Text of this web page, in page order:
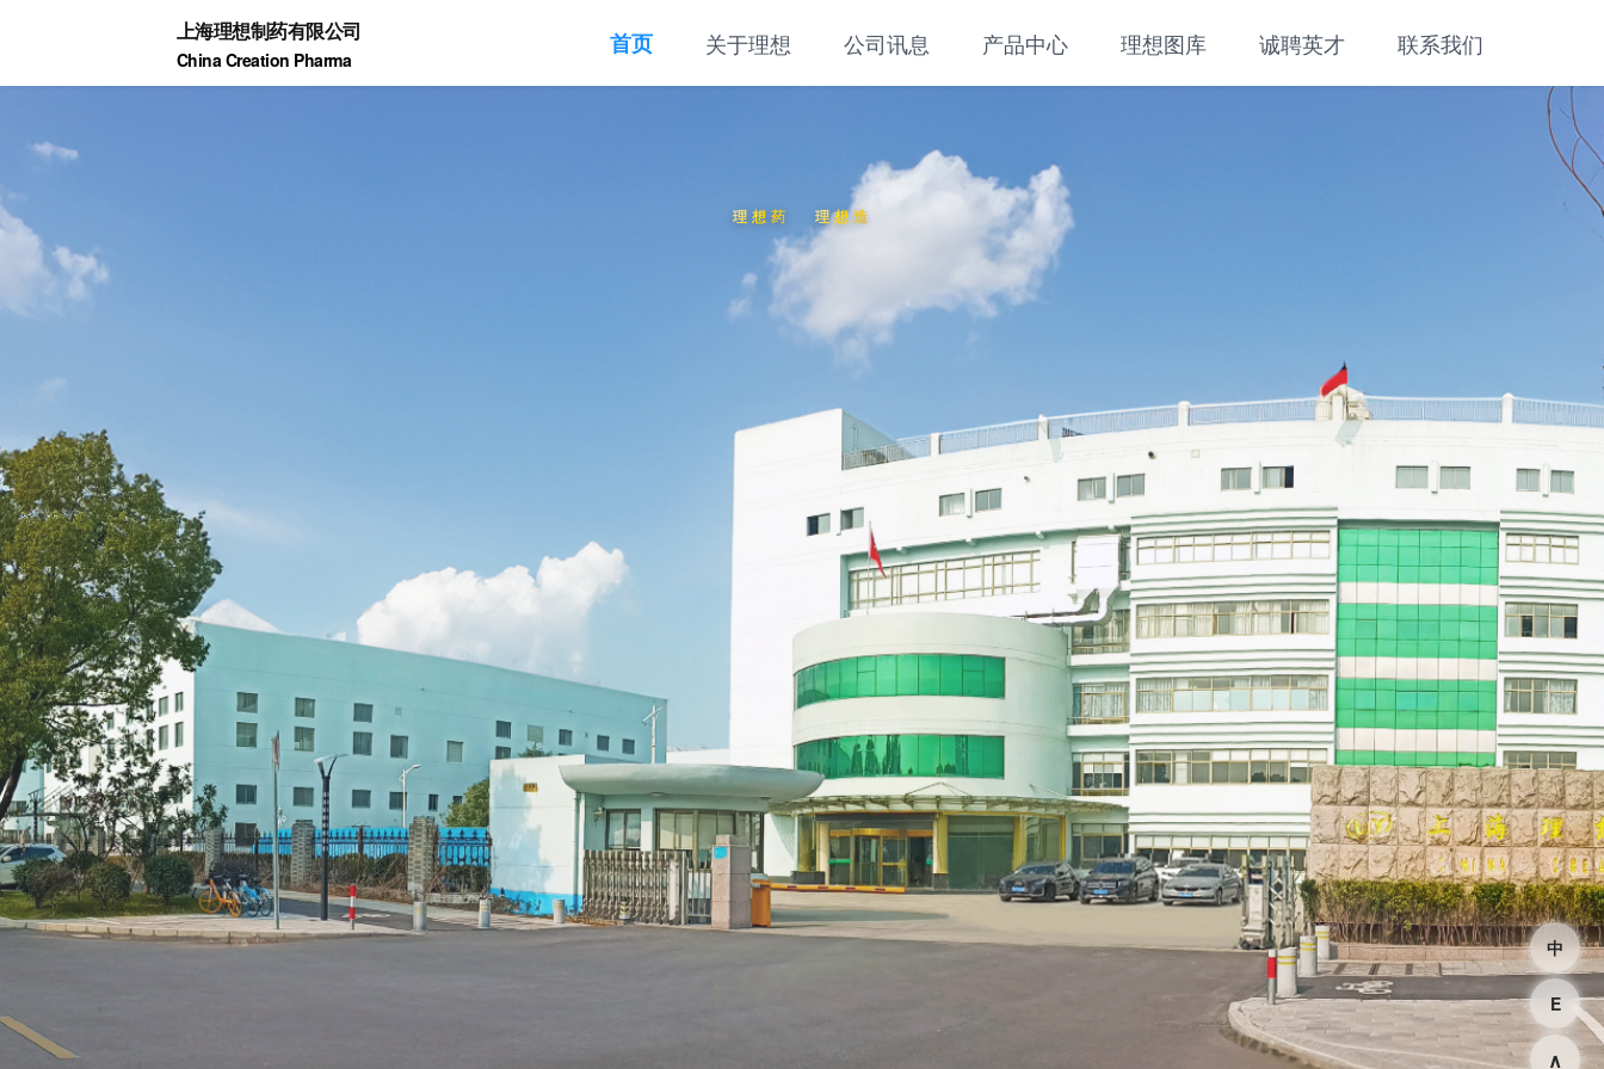
上海理想制药有限公司
China Creation Pharma
首页 关于理想 公司讯息 产品中心 理想图库 诚聘英才 联系我们
理想药 理想造
中
E
∧